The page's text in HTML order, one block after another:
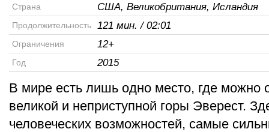
Страна США, Великобритания, Исландия
Продолжительность 121 мин. / 02:01
Ограничения 12+
Год 2015
В мире есть лишь одно место, где можно
великой и неприступной горы Эверест.
человеческих возможностей, самые